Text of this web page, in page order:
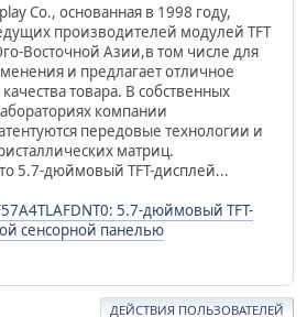
Co., основанная в 1998 году,
производителей модулей TFT
Восточной Азии,в том числе для
и предлагает отличное
товара. В собственных
компании
передовые технологии и
матриц.
5.7-дюймовый TFT-дисплей...
5.7-дюймовый TFT-
сенсорной панелью
ДЕЙСТВИЯ ПОЛЬЗОВАТЕЛЕЙ